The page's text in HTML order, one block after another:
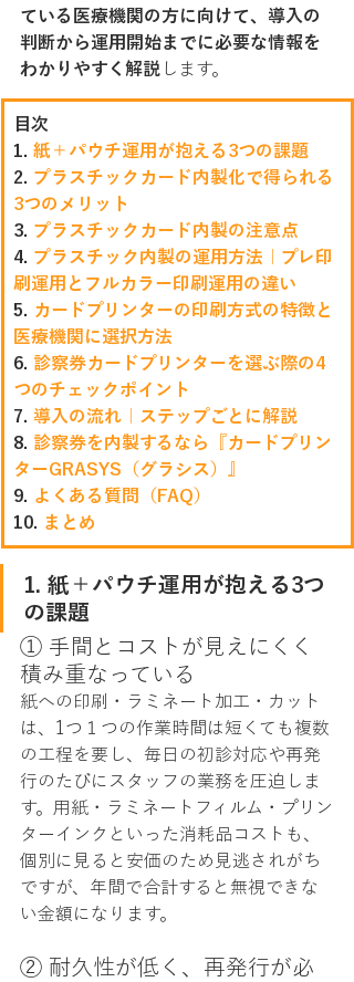
ている医療機関の方に向けて、導入の
判断から運用開始までに必要な情報を
わかりやすく解説 します。
目次
1. 紙＋パウチ運用が抱える3つの課題
2. プラスチックカード内製化で得られる
3つのメリット
3. プラスチックカード内製の注意点
4. プラスチック内製の運用方法｜プレ印
刷運用とフルカラー印刷運用の違い
5. カードプリンターの印刷方式の特徴と
医療機関に選択方法
6. 診察券カードプリンターを選ぶ際の4
つのチェックポイント
7. 導入の流れ｜ステップごとに解説
8. 診察券を内製するなら『カードプリン
ターGRASYS（グラシス）』
9. よくある質問（FAQ）
10. まとめ
1. 紙＋パウチ運用が抱える3つ
の課題
① 手間とコストが見えにくく
積み重なっている
紙への印刷・ラミネート加工・カット
は、1つ１つの作業時間は短くても複数
の工程を要し、毎日の初診対応や再発
行のたびにスタッフの業務を圧迫しま
す。用紙・ラミネートフィルム・プリン
ターインクといった消耗品コストも、
個別に見ると安価のため見逃されがち
ですが、年間で合計すると無視できな
い金額になります。
② 耐久性が低く、再発行が必